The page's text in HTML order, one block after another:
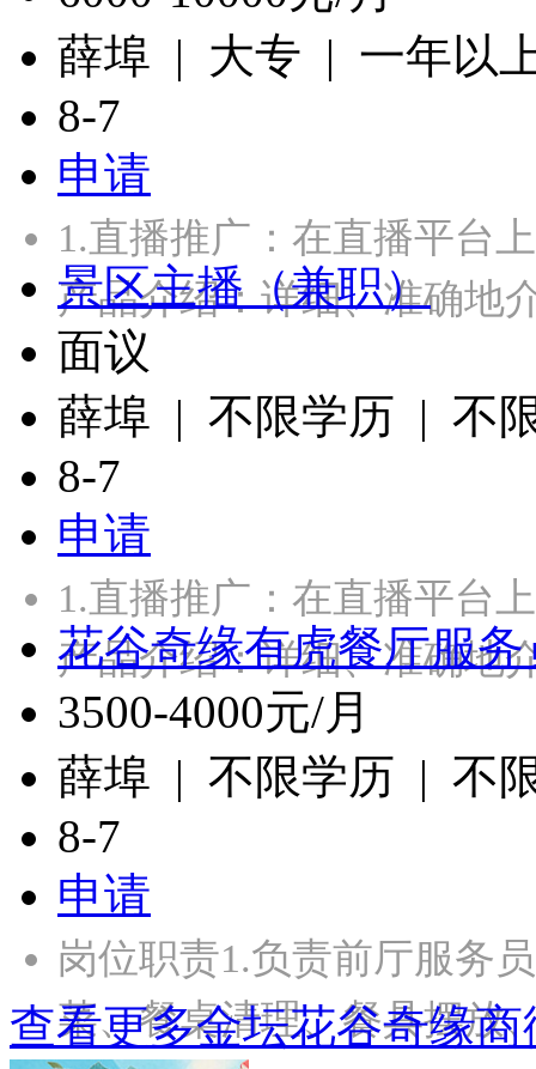
薛埠 | 大专 | 一年以
8-7
申请
1.直播推广：在直播平台
产品介绍：详细、准确
景区主播（兼职）
面议
薛埠 | 不限学历 | 不
8-7
申请
1.直播推广：在直播平台
产品介绍：详细、准确
花谷奇缘有虎餐厅服务
3500-4000元/月
薛埠 | 不限学历 | 不
8-7
申请
岗位职责1.负责前厅服务
菜、餐桌清理、餐具摆
查看更多金坛花谷奇缘